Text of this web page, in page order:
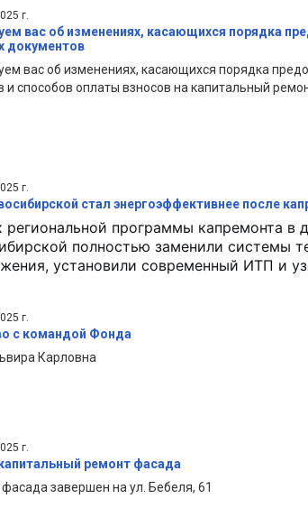
г.
вас об изменениях, касающихся порядка
документов
вас об изменениях, касающихся порядка
и способов оплаты взносов на
г.
стал энергоэффективнее после
региональной программы капремонта в
полностью заменили системы
установили современный ИТП и
г.
с командой Фонда
Карловна
г.
ремонт фасада
завершен на ул. Бебеля, 61